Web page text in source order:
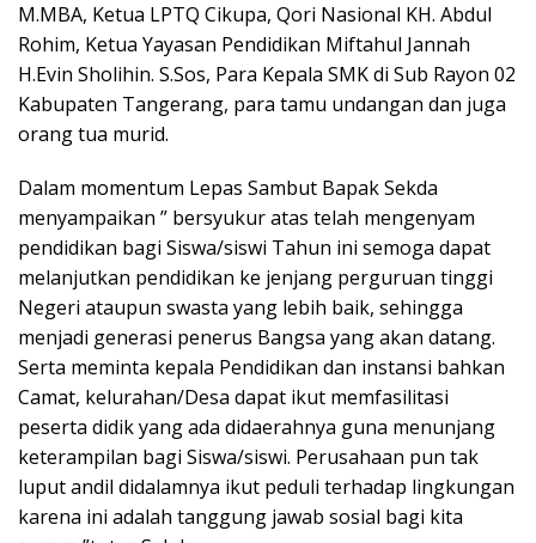
M.MBA, Ketua LPTQ Cikupa, Qori Nasional KH. Abdul
Rohim, Ketua Yayasan Pendidikan Miftahul Jannah
H.Evin Sholihin. S.Sos, Para Kepala SMK di Sub Rayon 02
Kabupaten Tangerang, para tamu undangan dan juga
orang tua murid.
Dalam momentum Lepas Sambut Bapak Sekda
menyampaikan ” bersyukur atas telah mengenyam
pendidikan bagi Siswa/siswi Tahun ini semoga dapat
melanjutkan pendidikan ke jenjang perguruan tinggi
Negeri ataupun swasta yang lebih baik, sehingga
menjadi generasi penerus Bangsa yang akan datang.
Serta meminta kepala Pendidikan dan instansi bahkan
Camat, kelurahan/Desa dapat ikut memfasilitasi
peserta didik yang ada didaerahnya guna menunjang
keterampilan bagi Siswa/siswi. Perusahaan pun tak
luput andil didalamnya ikut peduli terhadap lingkungan
karena ini adalah tanggung jawab sosial bagi kita